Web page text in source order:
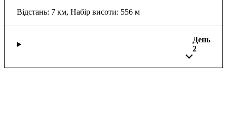
Відстань: 7 км, Набір висоти: 556 м
День
2